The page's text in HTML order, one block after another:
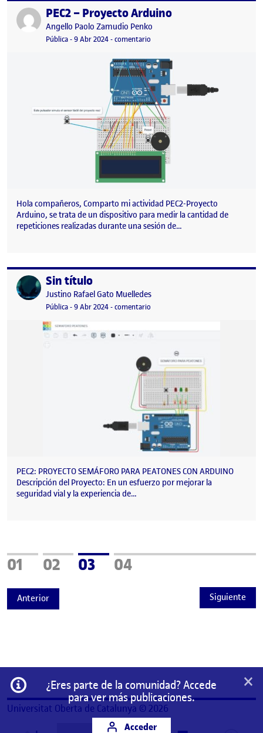
Publicado porPEC2 – Proyecto Arduino
Publicado por
Angello Paolo Zamudio Penko
Visibilidad:
Pública-Fecha de publicación
9 Abr 20249 abril, 2024 11:30 pm
-comentario
Hola compañeros, Comparto mi actividad PEC2-Proyecto
Arduino, se trata de un dispositivo para medir la cantidad de
repeticiones realizadas durante una sesión de…
Publicado porSin título
Publicado por
Justino Rafael Gato Muelledes
Visibilidad:
Pública-Fecha de publicación
9 Abr 2024-comentario
PEC2: PROYECTO SEMÁFORO PARA PEATONES CON ARDUINO
Descripción del Proyecto: En un esfuerzo por mejorar la
seguridad vial y la experiencia de…
Anterior
Página
01 Página
02 Página
03 Página
04
Siguiente
Información
¿Eres parte de la comunidad? Accede
para ver más publicaciones.
Acceder
×
Universitat Oberta de Catalunya © 2026